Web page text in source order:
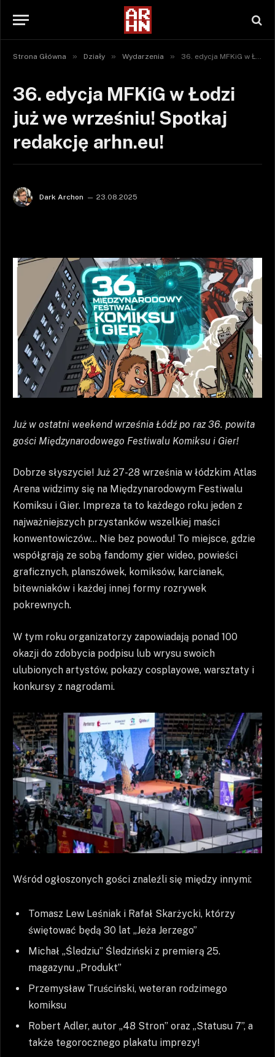
Strona Główna » Działy » Wydarzenia » 36. edycja MFKiG w Łodzi już we wrześniu! Spotkaj redakcję arhn.eu!
36. edycja MFKiG w Łodzi
już we wrześniu! Spotkaj
redakcję arhn.eu!
Dark Archon 23.08.2025
Już w ostatni weekend września Łódź po raz 36. powita
gości Międzynarodowego Festiwalu Komiksu i Gier!
Dobrze słyszycie! Już 27-28 września w łódzkim Atlas
Arena widzimy się na Międzynarodowym Festiwalu
Komiksu i Gier. Impreza ta to każdego roku jeden z
najważniejszych przystanków wszelkiej maści
konwentowiczów… Nie bez powodu! To miejsce, gdzie
współgrają ze sobą fandomy gier wideo, powieści
graficznych, planszówek, komiksów, karcianek,
bitewniaków i każdej innej formy rozrywek
pokrewnych.
W tym roku organizatorzy zapowiadają ponad 100
okazji do zdobycia podpisu lub wrysu swoich
ulubionych artystów, pokazy cosplayowe, warsztaty i
konkursy z nagrodami.
Wśród ogłoszonych gości znaleźli się między innymi:
Tomasz Lew Leśniak i Rafał Skarżycki, którzy
świętować będą 30 lat „Jeża Jerzego”
Michał „Śledziu” Śledziński z premierą 25.
magazynu „Produkt”
Przemysław Truściński, weteran rodzimego
komiksu
Robert Adler, autor „48 Stron” oraz „Statusu 7”, a
także tegorocznego plakatu imprezy!